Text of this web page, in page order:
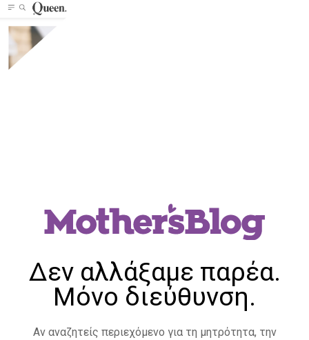
Δεν αλλάξαμε παρέα.
Μόνο διεύθυνση.
Αν αναζητείς περιεχόμενο για τη μητρότητα, την